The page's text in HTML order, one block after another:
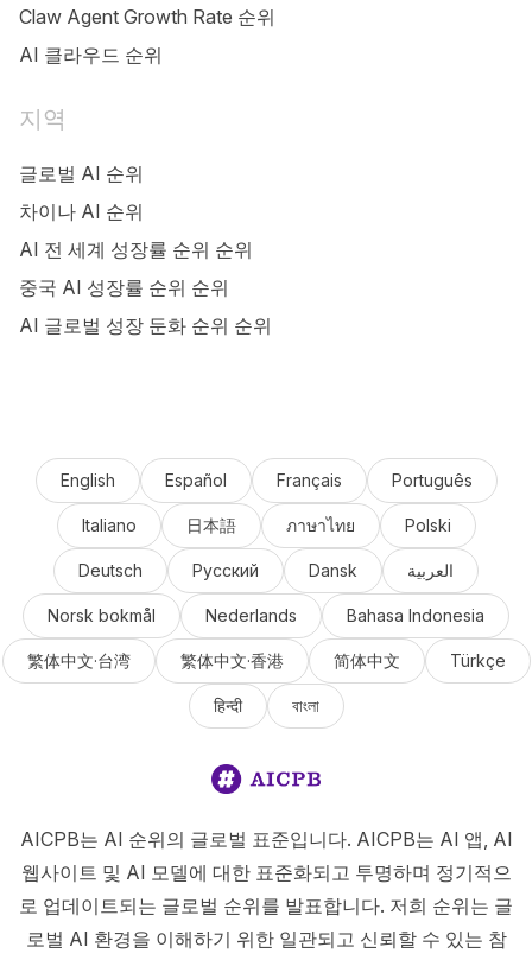
Claw Agent Growth Rate 순위
AI 클라우드 순위
지역
글로벌 AI 순위
차이나 AI 순위
AI 전 세계 성장률 순위 순위
중국 AI 성장률 순위 순위
AI 글로벌 성장 둔화 순위 순위
English Español Français Português
Italiano 日本語 ภาษาไทย Polski
Deutsch Русский Dansk العربية
Norsk bokmål Nederlands Bahasa Indonesia
繁体中文·台湾 繁体中文·香港 简体中文 Türkçe
हिन्दी বাংলা
AICPB는 AI 순위의 글로벌 표준입니다. AICPB는 AI 앱, AI
웹사이트 및 AI 모델에 대한 표준화되고 투명하며 정기적으
로 업데이트되는 글로벌 순위를 발표합니다. 저희 순위는 글
로벌 AI 환경을 이해하기 위한 일관되고 신뢰할 수 있는 참